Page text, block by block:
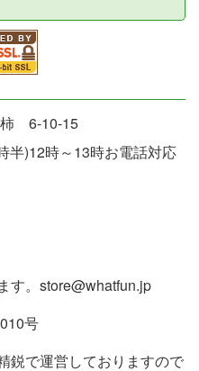
6-10-15
半)12時～13時お電話対応
す。store@whatfun.jp
号
鋭で運営しておりますので